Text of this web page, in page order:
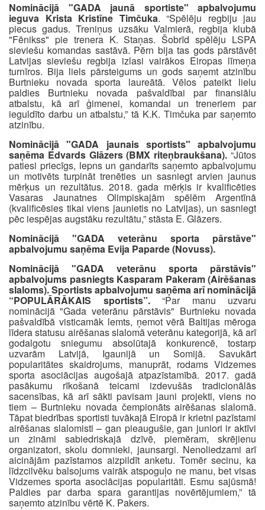
Nominācijā "GADA jaunā sportiste" apbalvojumu
ieguva Krista Kristīne Timčuka. “Spēlēju regbiju jau
piecus gadus. Treniņus uzsāku Valmierā, regbija klubā
"Fēnikss" pie trenera K. Staņas. Šobrīd spēlēju LSPA
sieviešu komandas sastāvā. Pērn bija tas gods pārstāvēt
Latvijas sieviešu regbija izlasi vairākos Eiropas līmeņa
turnīros. Bija liels pārsteigums un gods saņemt atzinību
Burtnieku novada sporta laureātā. Vēlos pateikt lielu
paldies Burtnieku novada pašvaldībai par finansiālu
atbalstu, kā arī ģimenei, komandai un treneriem par
ieguldīto darbu un atbalstu,” tā K.K. Timčuka par saņemto
atzinību.
Nominācijā "GADA jaunais sportists" apbalvojumu
saņēma Edvards Glāzers (BMX riteņbraukšana). “Jūtos
patiesi priecīgs, lepns un gandarīts saņemto apbalvojumu
un motivēts turpināt trenēties un sasniegt arvien jaunus
mērķus un rezultātus. 2018. gada mērķis ir kvalificēties
Vasaras Jaunatnes Olimpiskajām spēlēm Argentīnā
(kvalificēsies tikai viens jaunietis no Latvijas), un sasniegt
pēc iespējas augstāku rezultātu,” stāsta E. Glāzers.
Nominācijā "GADA veterānu sporta pārstāve"
apbalvojumu saņēma Evija Paparde (Novuss).
Nominācijā "GADA veterānu sporta pārstāvis"
apbalvojums pasniegts Kasparam Pakeram (Airēšanas
slaloms). Sportists apbalvojumu saņēma arī nominācijā
“POPULĀRĀKAIS sportists”. “Par manu uzvaru
nominācijā "Gada veterānu pārstāvis" Burtnieku novada
pašvaldībā visticamāk lemts, ņemot vērā Baltijas mēroga
līdera statusu airēšanas slalomā veterānu kategorijā, kā arī
godalgotu sniegumu absolūtajā konkurencē, tostarp
uzvarām Latvijā, Igaunijā un Somijā. Savukārt
popularitātes skaidrojums, manuprāt, rodams Vidzemes
sporta asociācijas augošajā atpazīstamībā. 2017. gadā
pasākumu rīkošanā teicami izdevušās tradicionālās
sacensības, kā arī sākti pavisam jauni projekti, viens no
tiem – Burtnieku novada čempionāts airēšanas slalomā.
Tāpat biedrības sportisti tuvākajā Eiropā ir krietni pazīstami
airēšanas slalomisti – gan pieaugušie, gan juniori ir aktīvi
un zināmi sabiedriskajā dzīvē, piemēram, skrējienu
organizatori, skolu domnieki, jaunsargi. Nenoliedzami arī
aicinājām pazīstamos aizpildīt anketu. Tomēr secinu, ka
līdzcilvēku balsojums vairāk atspoguļo ne manu, bet visas
Vidzemes sporta asociācijas popularitāti. Esmu sajūsmā!
Paldies par darba spara garantijas novērtējumiem,” tā
saņemto atzinību vērtē K. Pakers.